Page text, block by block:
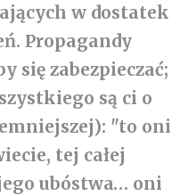
w dostatek
Propagandy
się zabezpieczać;
są ci o
"to oni
tej całej
ubóstwa… oni